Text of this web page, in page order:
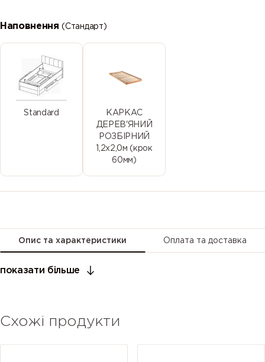
Наповнення(Стандарт)
Standard
КАРКАС
ДЕРЕВ'ЯНИЙ
РОЗБІРНИЙ
1,2х2,0м (крок
60мм)
Опис та характеристики Оплата та доставка
показати більше
Схожі продукти